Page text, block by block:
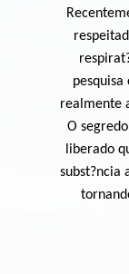
realmente
O
liberado
subst?ncia